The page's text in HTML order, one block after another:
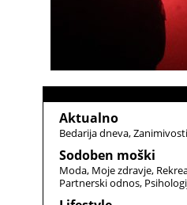
Aktualno
Bedarija dneva Zanimivosti
Sodoben moški
Moda Moje zdravje
Partnerski odnos